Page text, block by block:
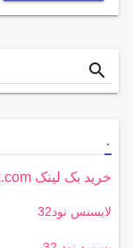
Search
for
search
.
خرید بک لینک behtarinbacklink.com
لایسنس نود32